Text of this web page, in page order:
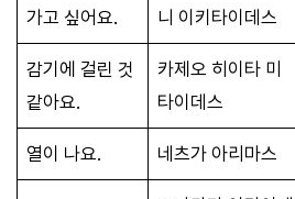
가고 싶어요.
니 이키타이데스
감기에 걸린 것
같아요.
카제오 히이타 미
타이데스
열이 나요. 네츠가 아리마스